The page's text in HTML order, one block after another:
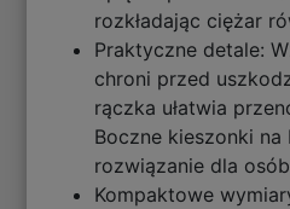
rozkładając ciężar
Praktyczne detale:
chroni przed
rączka ułatwia
Boczne kieszonki
rozwiązanie dla
Kompaktowe